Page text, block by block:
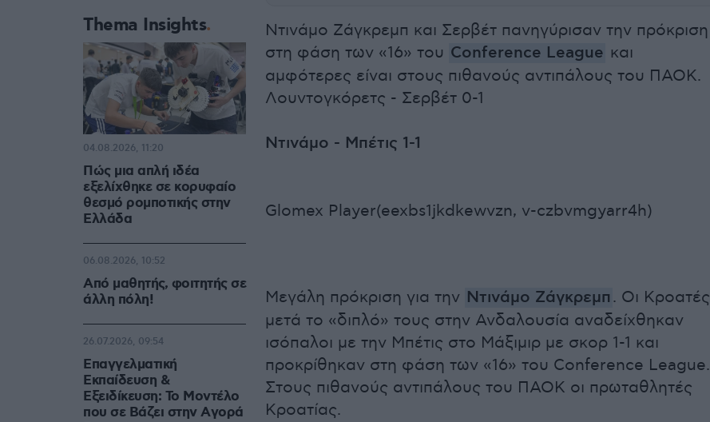
Ντινάμο Ζάγκρεμπ και Σερβέτ πανηγύρισαν την πρόκριση
στη φάση των «16» του Conference League και
αμφότερες είναι στους πιθανούς αντιπάλους του ΠΑΟΚ.
Λουντογκόρετς - Σερβέτ 0-1
Ντινάμο - Μπέτις 1-1
Glomex Player(eexbs1jkdkewvzn, v-czbvmgyarr4h)
Μεγάλη πρόκριση για την Ντινάμο Ζάγκρεμπ . Οι Κροατές
μετά το «διπλό» τους στην Ανδαλουσία αναδείχθηκαν
ισόπαλοι με την Μπέτις στο Μάξιμιρ με σκορ 1-1 και
προκρίθηκαν στη φάση των «16» του Conference League.
Στους πιθανούς αντιπάλους του ΠΑΟΚ οι πρωταθλητές
Κροατίας.
Thema Insights
Πώς μια απλή ιδέα
εξελίχθηκε σε κορυφαίο
θεσμό ρομποτικής στην
Ελλάδα
04.08.2026, 11:20
Από μαθητής, φοιτητής σε
άλλη πόλη!
06.08.2026, 10:52
Επαγγελματική
Εκπαίδευση &
Εξειδίκευση: Το Mοντέλο
που σε Bάζει στην Aγορά
26.07.2026, 09:54